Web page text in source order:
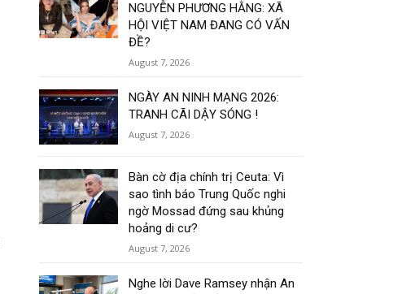
NGUYỄN PHƯƠNG HẰNG: XÃ
HỘI VIỆT NAM ĐANG CÓ VẤN
ĐỀ?
August 7, 2026
NGÀY AN NINH MẠNG 2026:
TRANH CÃI DẬY SÓNG !
August 7, 2026
Bàn cờ địa chính trị Ceuta: Vì
sao tình báo Trung Quốc nghi
ngờ Mossad đứng sau khủng
hoảng di cư?
August 7, 2026
Nghe lời Dave Ramsey nhận An